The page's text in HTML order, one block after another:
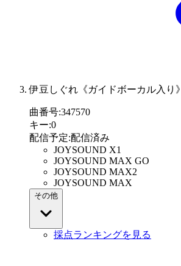
伊豆しぐれ《ガイドボーカル入り》
曲番号:347570
キー:0
配信予定:配信済み
JOYSOUND X1
JOYSOUND MAX GO
JOYSOUND MAX2
JOYSOUND MAX
その他
採点ランキングを見る